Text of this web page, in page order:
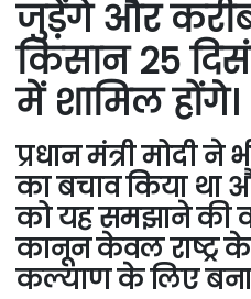
जुड़ेंगे और
किसान 25
में शामिल होंगे।
प्रधान मंत्री मोदी
का बचाव किया था
को यह समझाने की
कानून केवल राष्ट्र
कल्याण के लिए